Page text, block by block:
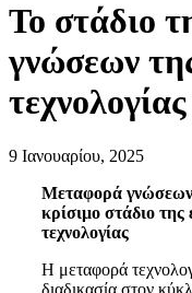
Το στάδιο
γνώσεων
τεχνολογίας
9 Ιανουαρίου, 2025
Μεταφορά
κρίσιμο στάδιο
τεχνολογίας
Η μεταφορά
διαδικασία στον